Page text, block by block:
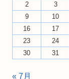
2
3
9
10
16
17
23
24
30
31
« 7月